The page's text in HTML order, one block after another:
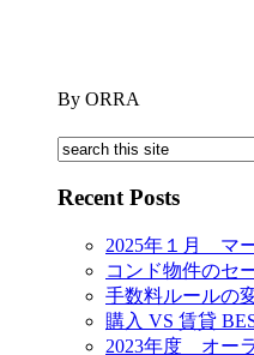
By ORRA
Recent Posts
2025年１月 マ
コンド物件のセ
手数料ルールの
購入 VS 賃貸
2023年度 オー